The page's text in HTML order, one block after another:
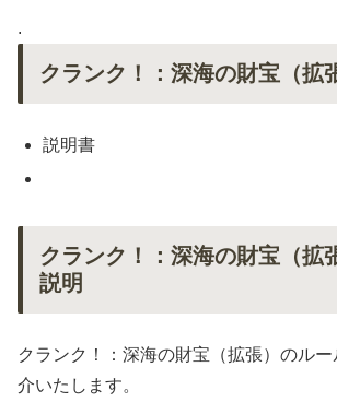
.
クランク！：深海の財宝（拡
説明書
クランク！：深海の財宝（拡
説明
クランク！：深海の財宝（拡張）のル
介いたします。